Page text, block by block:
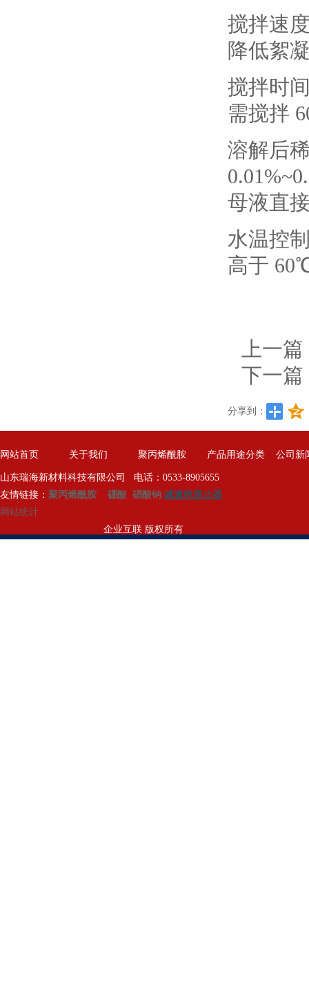
搅拌速
降低絮
搅拌时
需搅拌
溶解后
母液直
水温控
高于
上一
下一篇
分享到：
网站首页 关于我们 聚丙烯酰胺 产品用途分类 公司新
山东瑞海新材料科技有限公司 电话：0533-8905655
友情链接： 聚丙烯酰胺 硼酸 硝酸钠 减速机逆止器
网站统计
企业互联 版权所有